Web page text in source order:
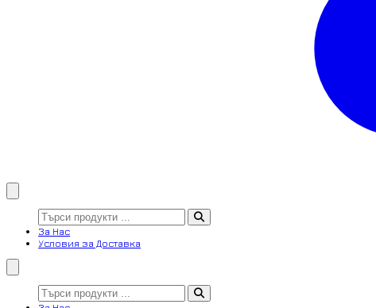
За Нас
Условия за Доставка